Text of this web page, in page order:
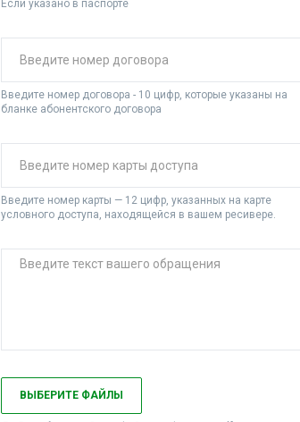
Если указано в паспорте
Введите номер договора - 10 цифр, которые указаны на
бланке абонентского договора
Введите номер карты — 12 цифр, указанных на карте
условного доступа, находящейся в вашем ресивере.
ВЫБЕРИТЕ ФАЙЛЫ